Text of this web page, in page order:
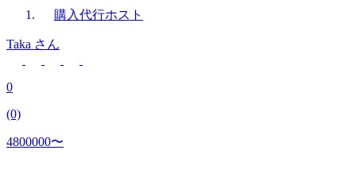
購入代行ホスト
Taka さん
0
(0)
4800000〜